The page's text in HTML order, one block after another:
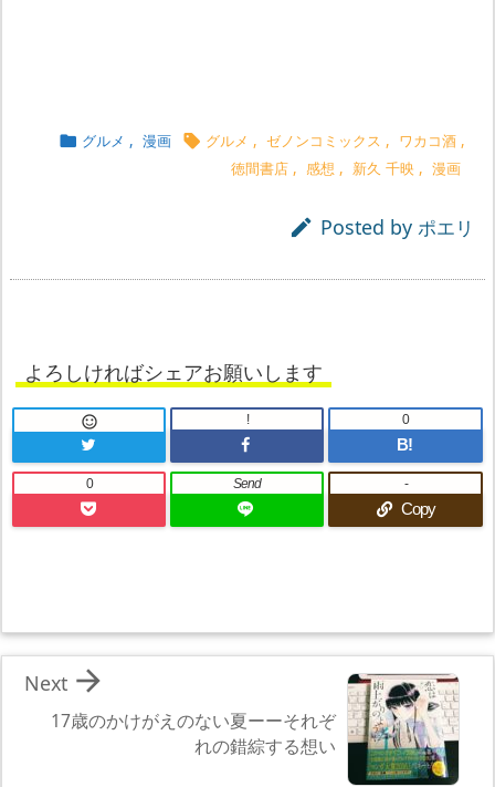
 グルメ , 漫画  グルメ , ゼノンコミックス , ワカコ酒 ,
徳間書店 , 感想 , 新久 千映 , 漫画
 Posted by ポエリ
よろしければシェアお願いします
 !
B!
0
0 Send
Copy
-
17歳のかけがえのない夏ーーそれぞ
れの錯綜する想い

Next